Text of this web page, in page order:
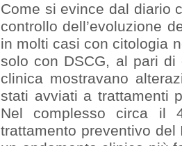
Come si evince dal diario
controllo dell’evoluzione
in molti casi con citologia
solo con DSCG, al pari
clinica mostravano
stati avviati a trattamenti
Nel complesso circa il
trattamento preventivo